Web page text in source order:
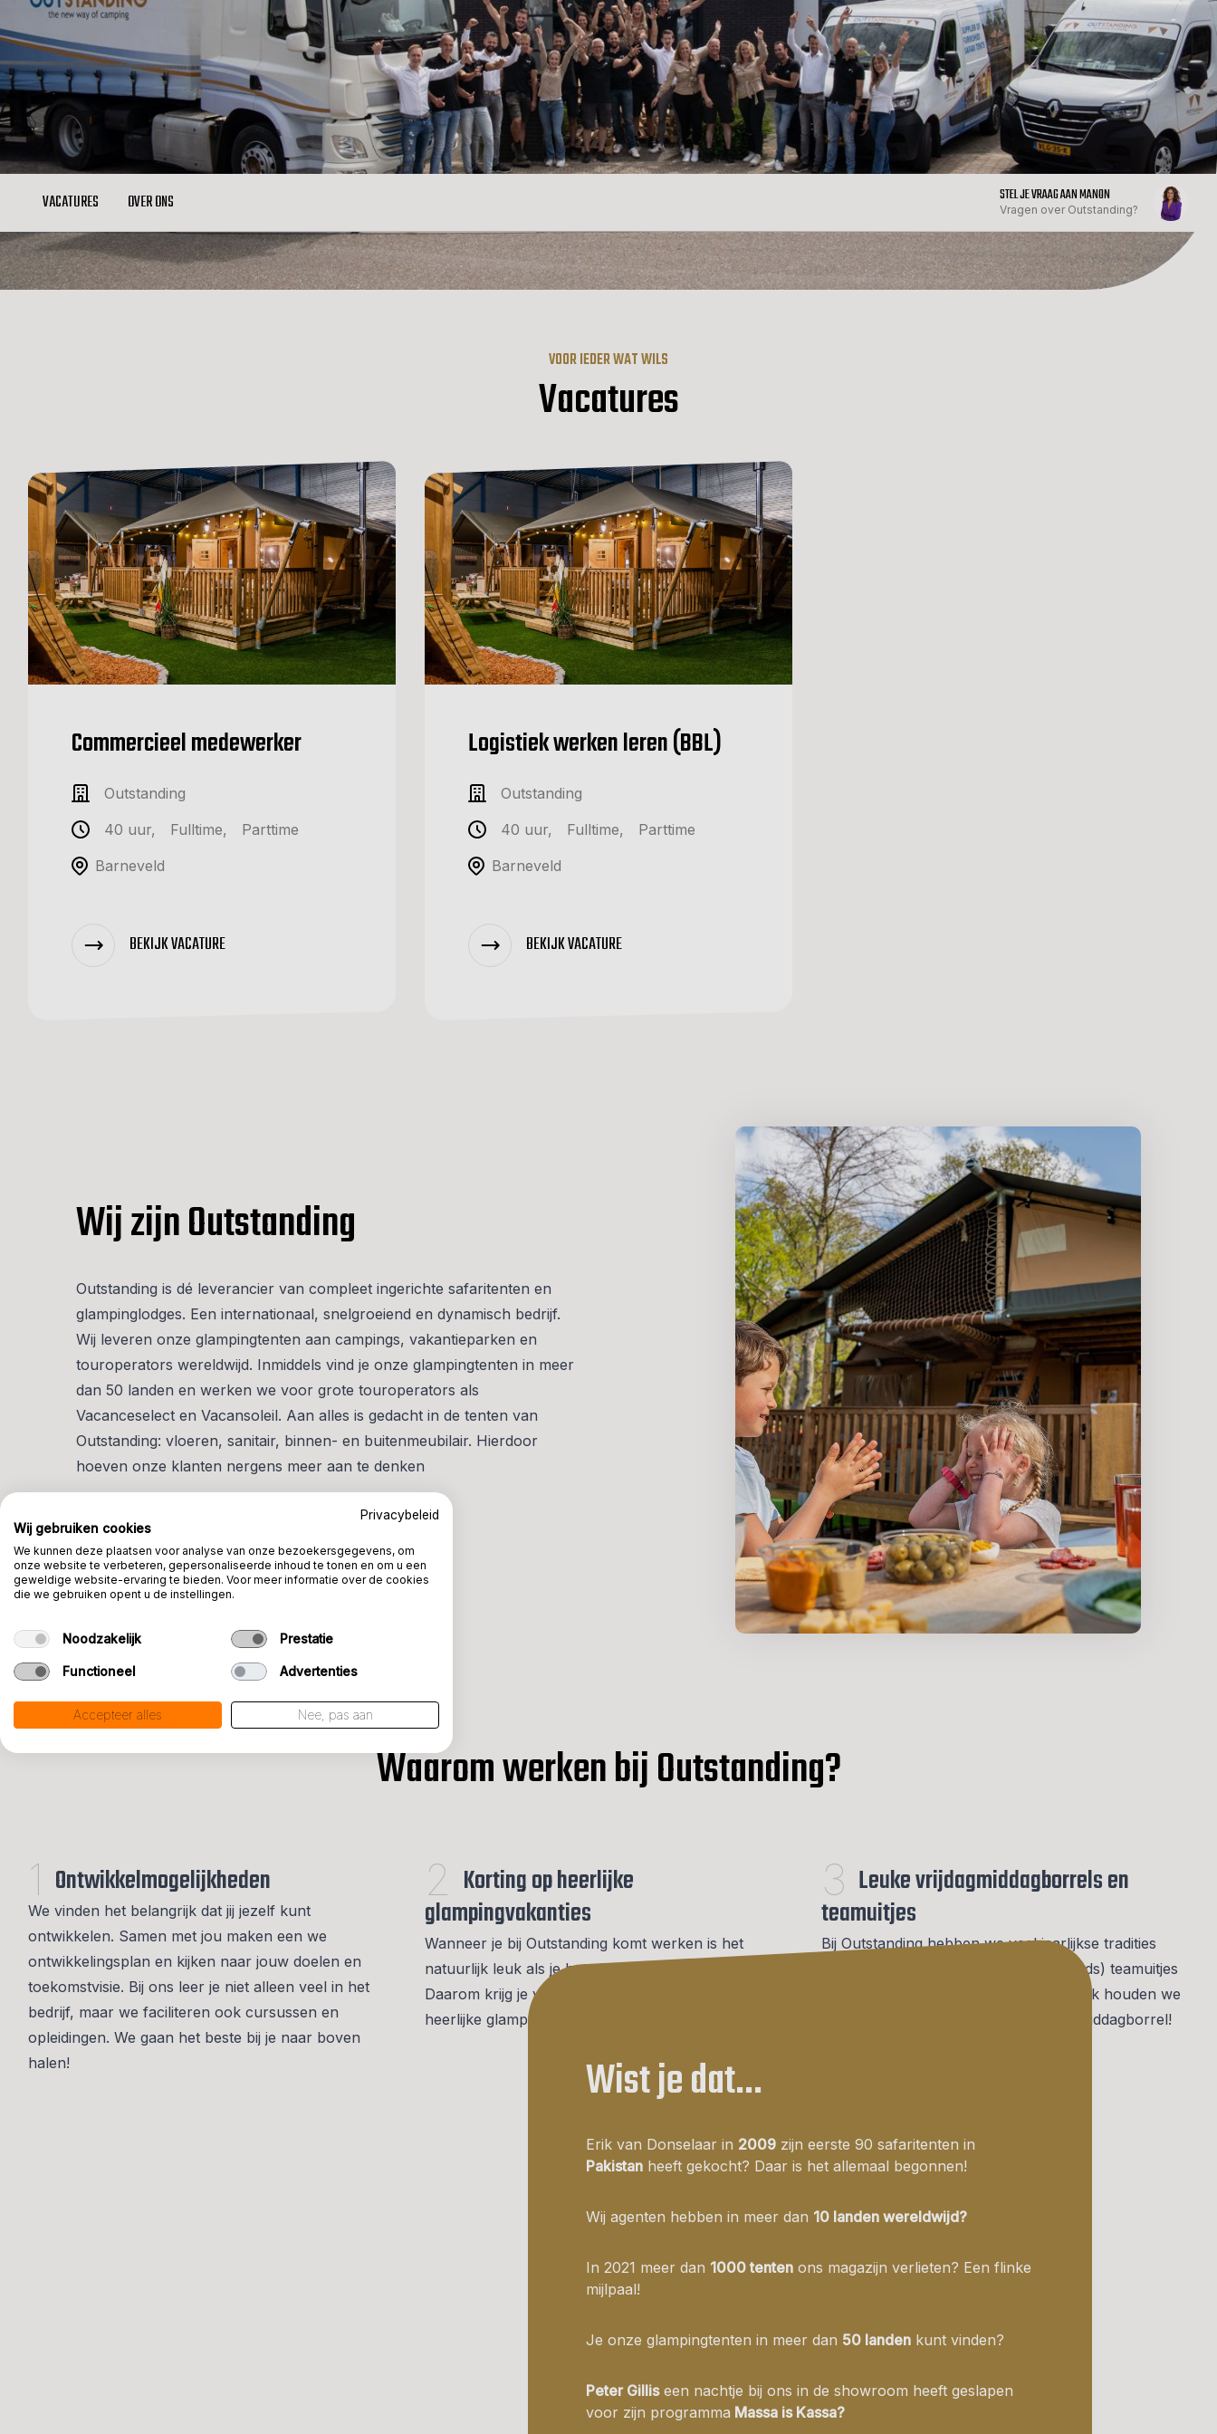
VACATURES OVER ONS STEL JE VRAAG AAN MANON
Vragen over Outstanding?
VOOR IEDER WAT WILS
Vacatures
Commercieel medewerker
Outstanding
40 uur, Fulltime,
Parttime
Barneveld
BEKIJK VACATURE
Logistiek werken leren (BBL)
Outstanding
40 uur, Fulltime,
Parttime
Barneveld
BEKIJK VACATURE
Wij zijn Outstanding
Outstanding is dé leverancier van compleet ingerichte safaritenten en
glampinglodges. Een internationaal, snelgroeiend en dynamisch bedrijf.
Wij leveren onze glampingtenten aan campings, vakantieparken en
touroperators wereldwijd. Inmiddels vind je onze glampingtenten in meer
dan 50 landen en werken we voor grote touroperators als
Vacanceselect en Vacansoleil. Aan alles is gedacht in de tenten van
Outstanding: vloeren, sanitair, binnen- en buitenmeubilair. Hierdoor
hoeven onze klanten nergens meer aan te denken
Bekijk vacatures
Waarom werken bij Outstanding?
1 Ontwikkelmogelijkheden
We vinden het belangrijk dat jij jezelf kunt
ontwikkelen. Samen met jou maken een we
ontwikkelingsplan en kijken naar jouw doelen en
toekomstvisie. Bij ons leer je niet alleen veel in het
bedrijf, maar we faciliteren ook cursussen en
opleidingen. We gaan het beste bij je naar boven
halen!
2 Korting op heerlijke
glampingvakanties
Wanneer je bij Outstanding komt werken is het
natuurlijk leuk als je het glampen zelf ervaart.
Daarom krijg je via ons zusterbedrijf korting op
heerlijke glamping vakanties!
3 Leuke vrijdagmiddagborrels en
teamuitjes
Bij Outstanding hebben we veel jaarlijkse tradities
zoals een zomer barbecue, (buitenlands) teamuitjes
en een feestelijk eindejaar afsluiting. Ook houden we
allemaal wel van een gezellige vrijdagmiddagborrel!
Wist je dat…
Erik van Donselaar in 2009zijn eerste 90 safaritenten in
Pakistanheeft gekocht? Daar is het allemaal begonnen!
Wij agenten hebben in meer dan 10 landen wereldwijd?
In 2021 meer dan 1000 tentenons magazijn verlieten? Een flinke
mijlpaal!
Je onze glampingtenten in meer dan 50 landenkunt vinden?
Peter Gilliseen nachtje bij ons in de showroom heeft geslapen
voor zijn programma Massa is Kassa?
Privacybeleid
Wij gebruiken cookies
We kunnen deze plaatsen voor analyse van onze bezoekersgegevens, om
onze website te verbeteren, gepersonaliseerde inhoud te tonen en om u een
geweldige website-ervaring te bieden. Voor meer informatie over de cookies
die we gebruiken opent u de instellingen.
Noodzakelijk Prestatie
Functioneel Advertenties
Accepteer alles Nee, pas aan